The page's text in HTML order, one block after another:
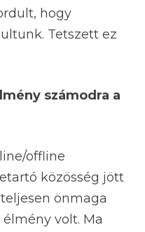
hogy
Tetszett ez
számodra a
offline
közösség jött
önmaga
volt. Ma